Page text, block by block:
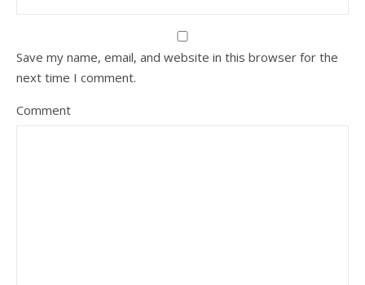
Save my name, email, and website in this browser for the
next time I comment.
Comment